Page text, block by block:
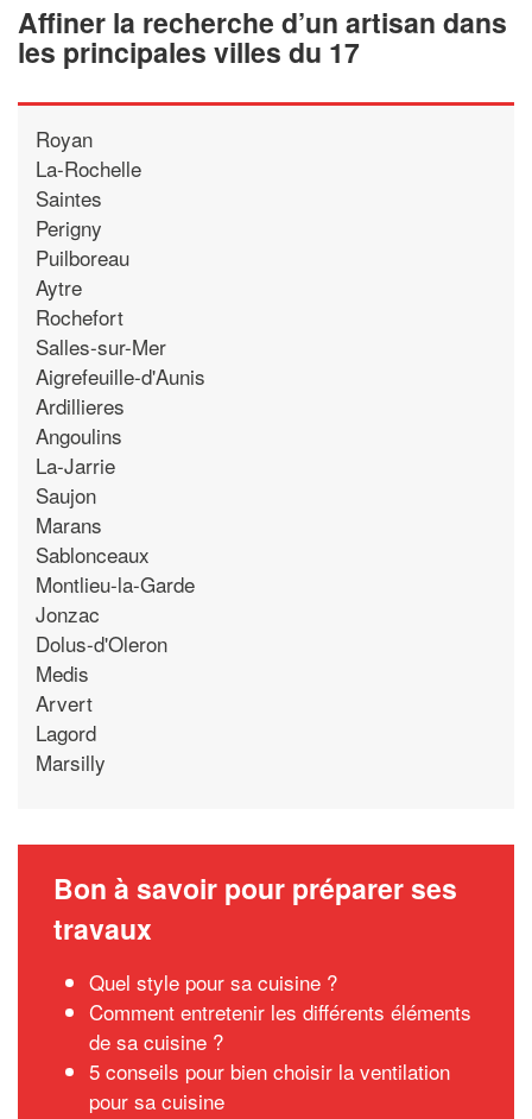
Affiner la recherche d’un artisan dans
les principales villes du 17
Royan
La-Rochelle
Saintes
Perigny
Puilboreau
Aytre
Rochefort
Salles-sur-Mer
Aigrefeuille-d'Aunis
Ardillieres
Angoulins
La-Jarrie
Saujon
Marans
Sablonceaux
Montlieu-la-Garde
Jonzac
Dolus-d'Oleron
Medis
Arvert
Lagord
Marsilly
Bon à savoir pour préparer ses
travaux
Quel style pour sa cuisine ?
Comment entretenir les différents éléments
de sa cuisine ?
5 conseils pour bien choisir la ventilation
pour sa cuisine